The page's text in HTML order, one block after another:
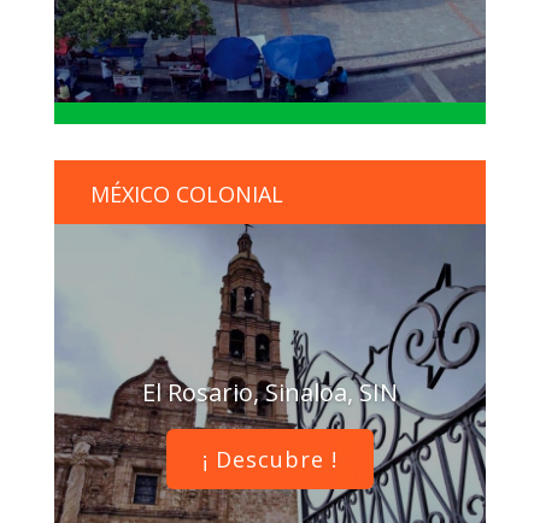
MÉXICO COLONIAL
El Rosario, Sinaloa, SIN
¡ Descubre !